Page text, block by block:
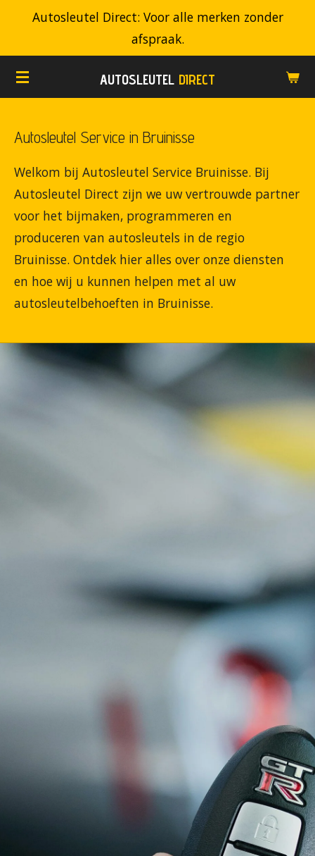
de
AUTOSLEUTEL DIRECT
Autosleutel Direct: Voor alle merken zonder
afspraak.
Autosleutel Service in Bruinisse
Welkom bij Autosleutel Service Bruinisse. Bij
Autosleutel Direct zijn we uw vertrouwde partner
voor het bijmaken, programmeren en
produceren van autosleutels in de regio
Bruinisse. Ontdek hier alles over onze diensten
en hoe wij u kunnen helpen met al uw
autosleutelbehoeften in Bruinisse.